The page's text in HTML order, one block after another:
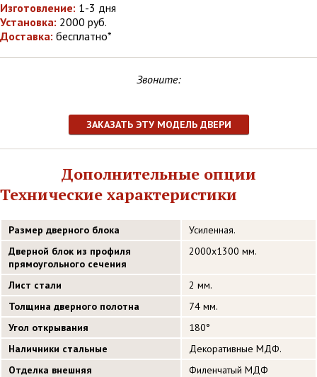
Изготовление: 1-3 дня
Установка: 2000 руб.
Доставка: бесплатно*
Звоните:
ЗАКАЗАТЬ ЭТУ МОДЕЛЬ ДВЕРИ
Дополнительные опции
Технические характеристики
Размер дверного блока
Усиленная.
Дверной блок из профиля
прямоугольного сечения
2000х1300 мм.
Лист стали
2 мм.
Толщина дверного полотна
74 мм.
Угол открывания
180°
Наличники стальные
Декоративные МДФ.
Отделка внешняя
Филенчатый МДФ